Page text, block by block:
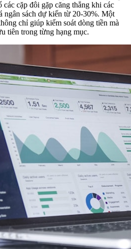
cặp đôi gặp căng thẳng khi các
ngân sách dự kiến từ 20-30%. Một
chỉ giúp kiểm soát dòng tiền mà
tiên trong từng hạng mục.